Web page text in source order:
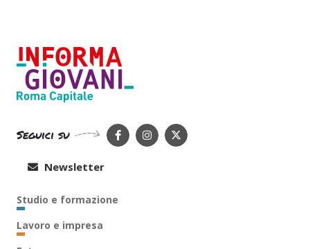
Seguici su
Newsletter
Studio e formazione
Lavoro e impresa